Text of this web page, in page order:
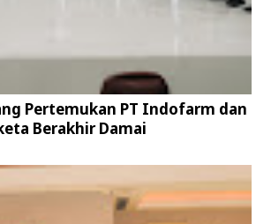
Pertemukan PT Indofarm dan
Berakhir Damai